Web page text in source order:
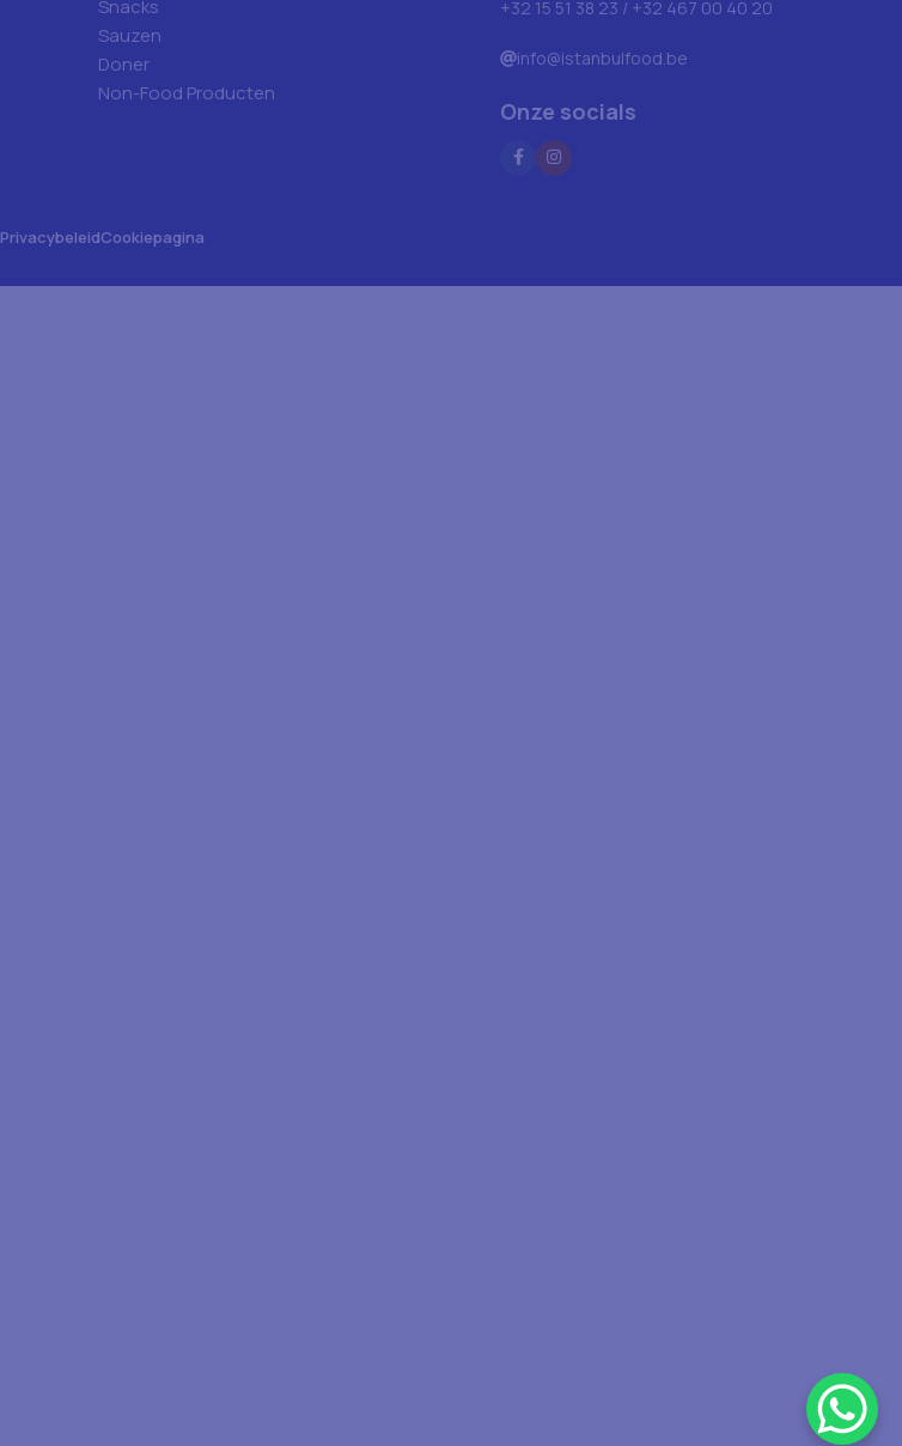
Snacks
Sauzen
Doner
Non-Food Producten
+32 15 51 38 23 / +32 467 00 40 20
info@istanbulfood.be
Onze socials
PrivacybeleidCookiepagina